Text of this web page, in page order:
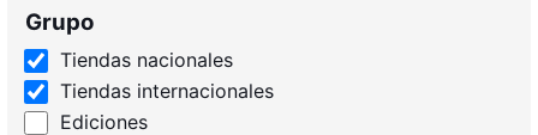
Grupo
Tiendas nacionales
Tiendas internacionales
Ediciones